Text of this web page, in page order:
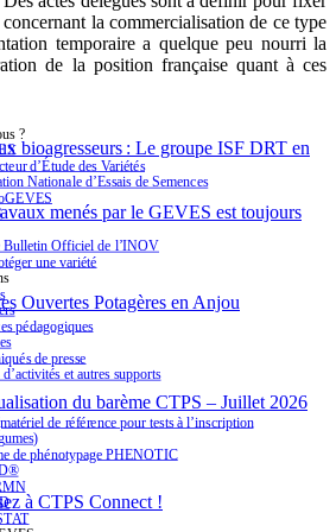
la commercialisation de ce type
temporaire a quelque peu nourri la
de la position française quant à ces
bioagresseurs : Le groupe ISF DRT en
menés par le GEVES est toujours
Ouvertes Potagères en Anjou
du barème CTPS – Juillet 2026
à CTPS Connect !
?
d’Étude des Variétés
Nationale d’Essais de Semences
Bulletin Officiel de l’INOV
une variété
pédagogiques
de presse
et autres supports
de référence pour tests à l’inscription
de phénotypage PHENOTIC